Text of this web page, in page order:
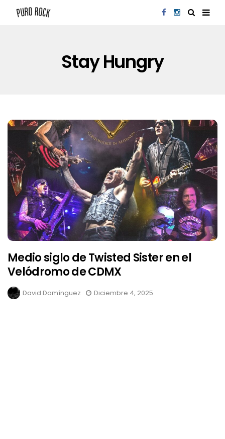
Stay Hungry
Medio siglo de Twisted Sister en el
Velódromo de CDMX
David Domínguez Diciembre 4, 2025